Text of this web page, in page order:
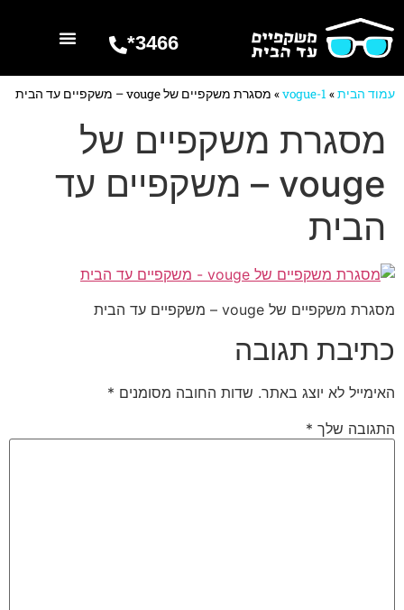
3466*
עמוד הבית»
vogue-1
» מסגרת משקפיים של vouge – משקפיים עד הבית
מסגרת משקפיים של
vouge – משקפיים עד
הבית
מסגרת משקפיים של vouge – משקפיים עד הבית
כתיבת תגובה
האימייל לא יוצג באתר. שדות החובה מסומנים *
התגובה שלך *